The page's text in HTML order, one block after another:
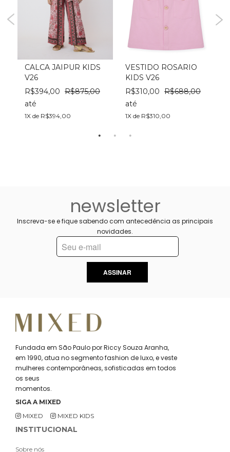
CALCA JAIPUR KIDS
V26
R$394,00 R$875,00
até
1X de R$394,00
VESTIDO ROSARIO
KIDS V26
R$310,00 R$688,00
até
1X de R$310,00
newsletter
Inscreva-se e fique sabendo com antecedência as principais
novidades.
ASSINAR
Fundada em São Paulo por Riccy Souza Aranha,
em 1990, atua no segmento fashion de luxo, e veste
mulheres contemporâneas, sofisticadas em todos
os seus
momentos.
SIGA A MIXED
MIXED
MIXED KIDS
INSTITUCIONAL
Sobre nós